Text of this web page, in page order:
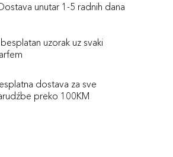
unutar 1-5 radnih dana
uzorak uz svaki
dostava za sve
preko 100KM